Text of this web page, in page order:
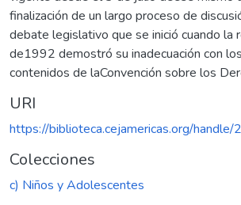
finalización de un largo proceso de
debate legislativo que se inició cuando la
de1992 demostró su inadecuación con
contenidos de laConvención sobre los
URI
https://biblioteca.cejamericas.org/
Colecciones
c) Niños y Adolescentes